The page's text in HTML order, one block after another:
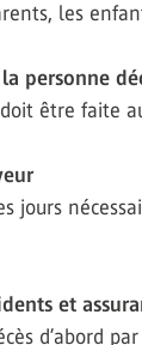
les
personne
être faite
jours
et
d’abord